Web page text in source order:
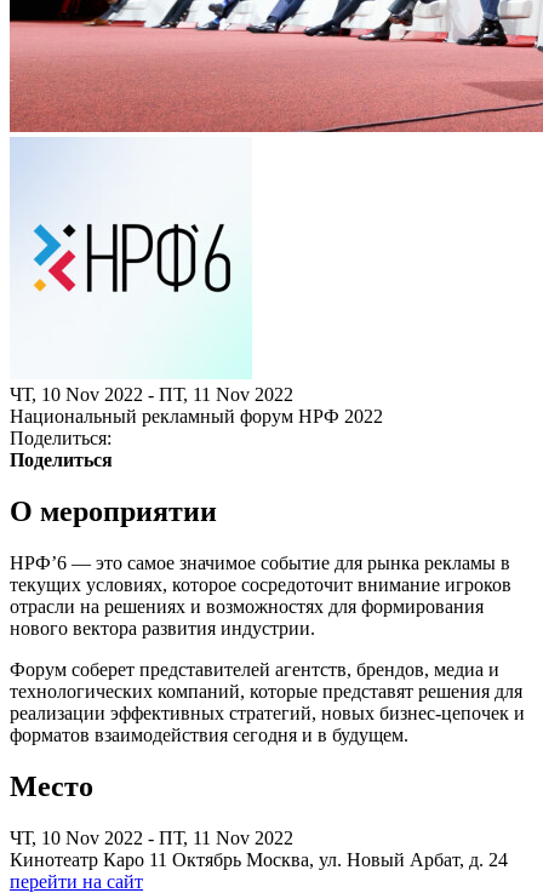
ЧТ, 10 Nov 2022 - ПТ, 11 Nov 2022
Национальный рекламный форум НРФ 2022
Поделиться:
Поделиться
О мероприятии
НРФ’6 — это самое значимое событие для рынка рекламы в
текущих условиях, которое сосредоточит внимание игроков
отрасли на решениях и возможностях для формирования
нового вектора развития индустрии.
Форум соберет представителей агентств, брендов, медиа и
технологических компаний, которые представят решения для
реализации эффективных стратегий, новых бизнес-цепочек и
форматов взаимодействия сегодня и в будущем.
Место
ЧТ, 10 Nov 2022 - ПТ, 11 Nov 2022
Кинотеатр Каро 11 Октябрь Москва, ул. Новый Арбат, д. 24
перейти на сайт